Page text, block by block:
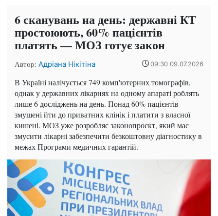
6 сканувань на день: державні КТ
простоюють, 60% пацієнтів
платять — МОЗ готує закон
Автор: Адріана Нікітіна 09:30 09.07.2026
В Україні налічується 749 комп'ютерних томографів,
однак у державних лікарнях на одному апараті роблять
лише 6 досліджень на день. Понад 60% пацієнтів
змушені йти до приватних клінік і платити з власної
кишені. МОЗ уже розробляє законопроєкт, який має
змусити лікарні забезпечити безкоштовну діагностику в
межах Програми медичних гарантій.